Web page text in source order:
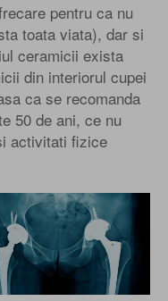
pentru ca nu
toata viata), dar si
ceramicii exista
din interiorul cupei
ca se recomanda
50 de ani, ce nu
activitati fizice